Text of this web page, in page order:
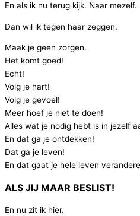
En als ik nu terug kijk. Naar mezelf.
Dan wil ik tegen haar zeggen.
Maak je geen zorgen.
Het komt goed!
Echt!
Volg je hart!
Volg je gevoel!
Meer hoef je niet te doen!
Alles wat je nodig hebt is in jezelf
En dat ga je ontdekken!
Dat ga je leven!
En dat gaat je hele leven
ALS JIJ MAAR BESLIST!
En nu zit ik hier.